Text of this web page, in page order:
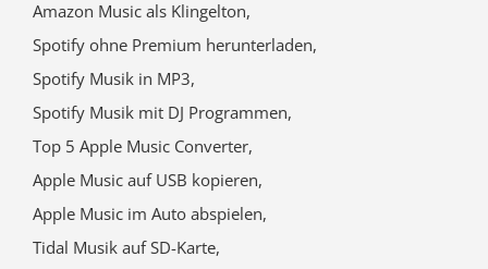
Amazon Music als Klingelton,
Spotify ohne Premium herunterladen,
Spotify Musik in MP3,
Spotify Musik mit DJ Programmen,
Top 5 Apple Music Converter,
Apple Music auf USB kopieren,
Apple Music im Auto abspielen,
Tidal Musik auf SD-Karte,